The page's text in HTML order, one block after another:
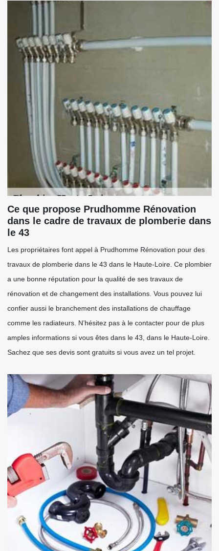
Ce que propose Prudhomme Rénovation
dans le cadre de travaux de plomberie dans
le 43
Les propriétaires font appel à Prudhomme Rénovation pour des
travaux de plomberie dans le 43 dans le Haute-Loire. Ce plombier
a une bonne réputation pour la qualité de ses travaux de
rénovation et de changement des installations. Vous pouvez lui
confier aussi le branchement des installations de chauffage
comme les radiateurs. N’hésitez pas à le contacter pour de plus
amples informations si vous êtes dans le 43, dans le Haute-Loire.
Sachez que ses devis sont gratuits si vous avez un tel projet.